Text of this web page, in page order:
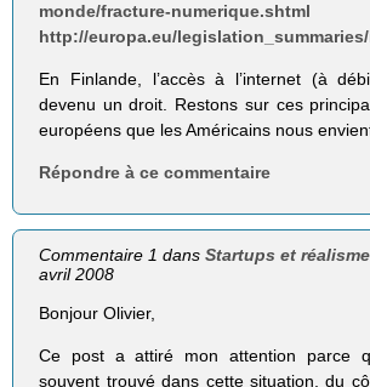
monde/fracture-numerique.shtml
http://europa.eu/
En Finlande, l’accès à l’internet (à
devenu un droit. Restons sur ces
européens que les Américains nous
Répondre à ce commentaire
Commentaire 1 dansStartups et
avril 2008
Bonjour Olivier,
Ce post a attiré mon attention parce
souvent trouvé dans cette situation, du